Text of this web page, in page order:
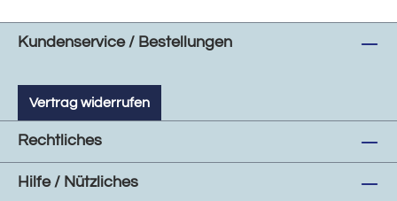
Kundenservice / Bestellungen
Vertrag widerrufen
Rechtliches
Hilfe / Nützliches